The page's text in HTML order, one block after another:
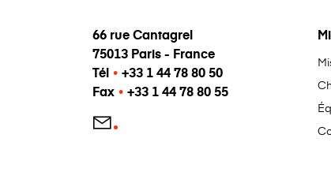
66 rue Cantagrel
75013 Paris - France
Tél • +33 1 44 78 80 50
Fax • +33 1 44 78 80 55